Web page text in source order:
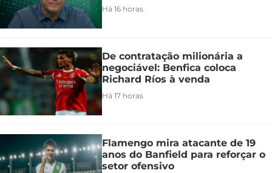
Há 16 horas
De contratação milionária a
negociável: Benfica coloca
Richard Ríos à venda
Há 17 horas
Flamengo mira atacante de 19
anos do Banfield para reforçar o
setor ofensivo